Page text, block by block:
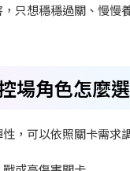
只想穩穩過關、慢慢
場角色怎麼
，可以依照關卡需求